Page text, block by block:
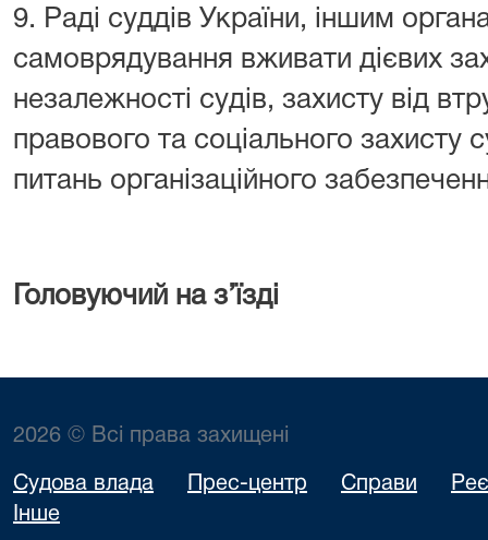
9. Раді суддів України, іншим
самоврядування вживати дієвих
незалежності судів, захисту від
правового та соціального захисту
питань організаційного
Головуючий на з’їзді
2026 © Всі права захищені
Судова влада Прес-центр Справи
Інше